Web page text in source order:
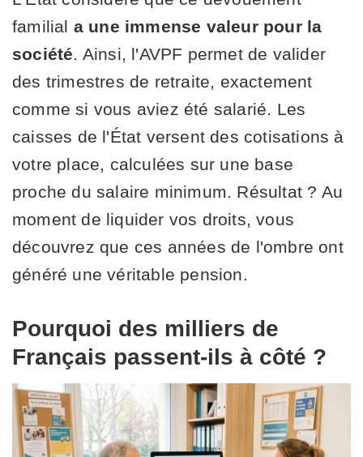
familial a une immense valeur pour la
société. Ainsi, l'AVPF permet de valider
des trimestres de retraite, exactement
comme si vous aviez été salarié. Les
caisses de l'État versent des cotisations à
votre place, calculées sur une base
proche du salaire minimum. Résultat ? Au
moment de liquider vos droits, vous
découvrez que ces années de l'ombre ont
généré une véritable pension.
Pourquoi des milliers de
Français passent-ils à côté ?